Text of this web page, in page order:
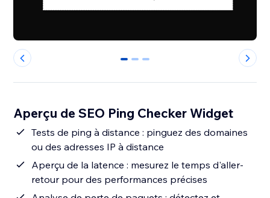
0 1 2
Aperçu de SEO Ping Checker Widget
Tests de ping à distance : pinguez des domaines
ou des adresses IP à distance
Aperçu de la latence : mesurez le temps d'aller-
retour pour des performances précises